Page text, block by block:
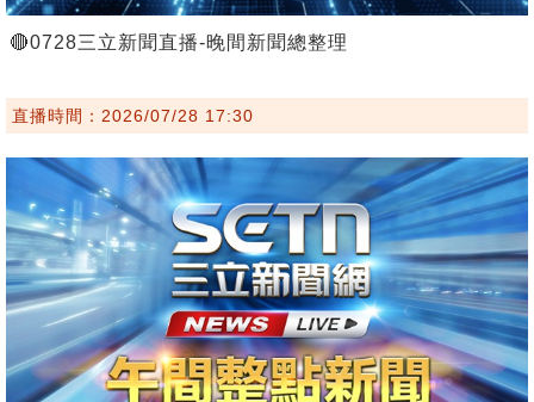
🔴0728三立新聞直播-晚間新聞總整理
直播時間：2026/07/28 17:30